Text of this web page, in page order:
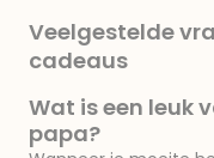
Veelgestelde
cadeaus
Wat is een leuk
papa?